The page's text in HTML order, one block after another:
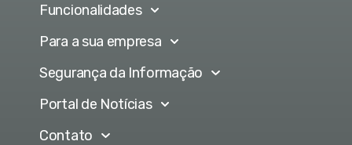
Funcionalidades
Para a sua empresa
Segurança da Informação
Portal de Notícias
Contato